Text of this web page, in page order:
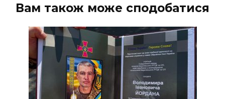
Вам також може сподобатися